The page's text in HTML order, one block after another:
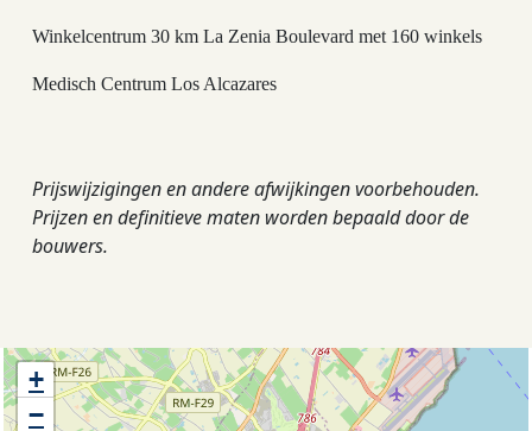
Winkelcentrum 30 km La Zenia Boulevard met 160 winkels
Medisch Centrum Los Alcazares
Prijswijzigingen en andere afwijkingen voorbehouden.
Prijzen en definitieve maten worden bepaald door de
bouwers.
+
−